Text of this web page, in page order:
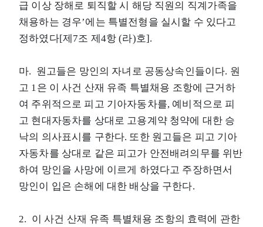
급 이상 장해로 퇴직할 시 해당 직원의 직계가족을
채용하는 경우’에는 특별전형을 실시할 수 있다고
정하였다[제7조 제4항 (라)호].
마. 원고들은 망인의 자녀로 공동상속인들이다. 원
고 1은 이 사건 산재 유족 특별채용 조항에 근거하
여 주위적으로 피고 기아자동차를, 예비적으로 피
고 현대자동차를 상대로 고용계약 청약에 대한 승
낙의 의사표시를 구한다. 또한 원고들은 피고 기아
자동차를 상대로 같은 피고가 안전배려의무를 위반
하여 망인을 사망에 이르게 하였다고 주장하면서
망인이 입은 손해에 대한 배상을 구한다.
2. 이 사건 산재 유족 특별채용 조항의 효력에 관한